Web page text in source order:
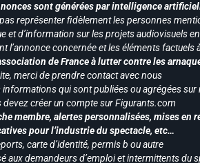
sont générées par intelligence
représenter fidèlement les personnes
et d’information sur les projets audiovisuels
l’annonce concernée et les éléments factuels
de France à lutter contre les
merci de prendre contact avec nous
qui sont publiées ou agrégées sur
devez créer un compte sur Figurants.com
membre, alertes personnalisées, mises
pour l’industrie du spectacle, etc…
carte d’identité, permis b ou autre
aux demandeurs d’emploi et intermittents du